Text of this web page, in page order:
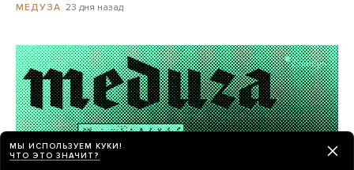
МЕДУЗА 23 дня назад
МЫ ИСПОЛЬЗУЕМ КУКИ!
ЧТО ЭТО ЗНАЧИТ?